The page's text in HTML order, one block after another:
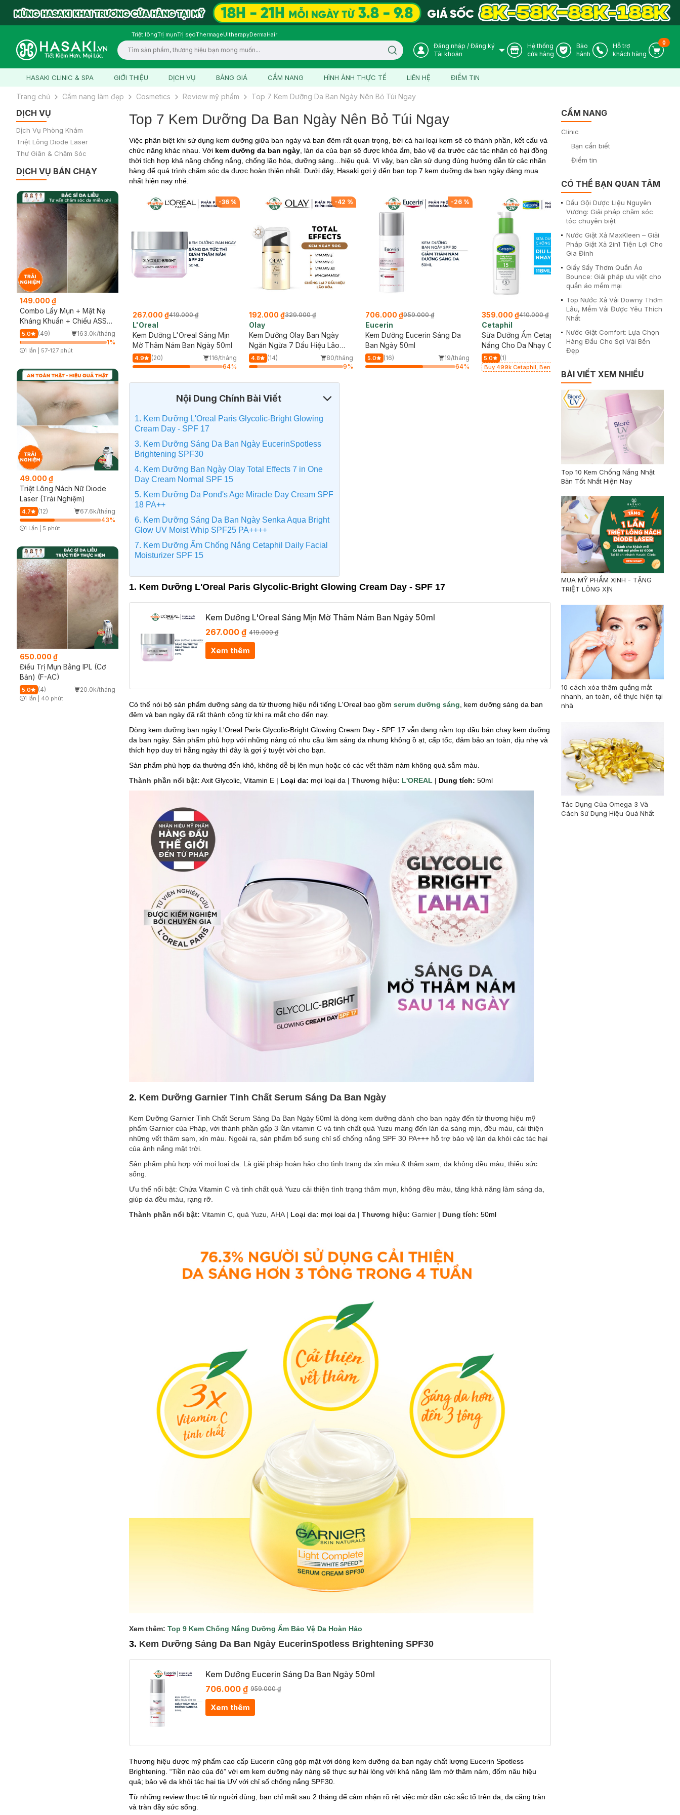
Triệt lôngTrị mụnTrị sẹoThermageUltherapyDermaHair
Logo
Search icon User Icon
Đăng nhập / Đăng ký
Tài khoản
Store Icon
Hệ thống
cửa hàng
Warranty Icon
Bảo
hành
Phone Icon
Hỗ trợ
khách hàng
Cart
0
HASAKI CLINIC & SPA GIỚI THIỆU DỊCH VỤ BẢNG GIÁ CẨM NANG HÌNH ẢNH THỰC TẾ LIÊN HỆ ĐIỂM TIN
Trang chủ Cẩm nang làm đẹp Cosmetics Review mỹ phẩm Top 7 Kem Dưỡng Da Ban Ngày Nên Bỏ Túi Ngay
DỊCH VỤ
Dịch Vụ Phòng Khám
Triệt Lông Diode Laser
Thư Giãn & Chăm Sóc
DỊCH VỤ BÁN CHẠY
149.000 ₫
Combo Lấy Mụn + Mặt Nạ
Kháng Khuẩn + Chiếu ASSH
(Trải nghiệm)
5.0 (49)
163.0k/tháng
1%
1 lần 57-127 phút
49.000 ₫
Triệt Lông Nách Nữ Diode
Laser (Trải Nghiệm)
4.7 (12)
67.6k/tháng
43%
1 Lần 5 phút
650.000 ₫
Điều Trị Mụn Bằng IPL (Cơ
Bản) (F-AC)
5.0 (4) 20.0k/tháng
Timer Gray Icon
1 lần 40 phút
Top 7 Kem Dưỡng Da Ban Ngày Nên Bỏ Túi Ngay
Việc phân biệt khi sử dụng kem dưỡng giữa ban ngày và ban đêm rất quan trọng, bởi cả hai loại kem sẽ có thành phần, kết cấu và
chức năng khác nhau. Với kem dưỡng da ban ngày , làn da của bạn sẽ được khóa ẩm, bảo vệ da trước các tác nhân có hại đồng
thời tích hợp khả năng chống nắng, chống lão hóa, dưỡng sáng…hiệu quả. Vì vậy, bạn cần sử dụng đúng hướng dẫn từ các nhãn
hàng để quá trình chăm sóc da được hoàn thiện nhất. Dưới đây, Hasaki gợi ý đến bạn top 7 kem dưỡng da ban ngày đáng mua
nhất hiện nay nhé.
-36 %
267.000 ₫419.000 ₫
L'Oreal
Kem Dưỡng L'Oreal Sáng Mịn
Mờ Thâm Nám Ban Ngày 50ml
4.9 (20)
116/tháng
64%
-42 %
192.000 ₫329.000 ₫
Olay
Kem Dưỡng Olay Ban Ngày
Ngăn Ngừa 7 Dấu Hiệu Lão
Hóa 50g
4.8 (14)
80/tháng
9%
-26 %
706.000 ₫959.000 ₫
Eucerin
Kem Dưỡng Eucerin Sáng Da
Ban Ngày 50ml
5.0 (16)
19/tháng
64%
-12 %
359.000 ₫410.000 ₫
Cetaphil
Sữa Dưỡng Ẩm Cetaphil Chống
Nắng Cho Da Nhạy Cảm 118ml
5.0 (1)
Buy 499k Cetaphil, Benzac tặng
Combo 2 Sữa Rửa Mặt 59ml(SL có
Nội Dung Chính Bài Viết
1. Kem Dưỡng L'Oreal Paris Glycolic-Bright Glowing
Cream Day - SPF 17
3. Kem Dưỡng Sáng Da Ban Ngày EucerinSpotless
Brightening SPF30
4. Kem Dưỡng Ban Ngày Olay Total Effects 7 in One
Day Cream Normal SPF 15
5. Kem Dưỡng Da Pond's Age Miracle Day Cream SPF
18 PA++
6. Kem Dưỡng Sáng Da Ban Ngày Senka Aqua Bright
Glow UV Moist Whip SPF25 PA++++
7. Kem Dưỡng Ẩm Chống Nắng Cetaphil Daily Facial
Moisturizer SPF 15
1. Kem Dưỡng L'Oreal Paris Glycolic-Bright Glowing Cream Day - SPF 17
Kem Dưỡng L'Oreal Sáng Mịn Mờ Thâm Nám Ban Ngày 50ml
267.000 ₫ 419.000 ₫
Xem thêm
Có thể nói bộ sản phẩm dưỡng sáng da từ thương hiệu nổi tiếng L'Oreal bao gồmserum dưỡng sáng , kem dưỡng sáng da ban
đêm và ban ngày đã rất thành công từ khi ra mắt cho đến nay.
Dòng kem dưỡng ban ngày L'Oreal Paris Glycolic-Bright Glowing Cream Day - SPF 17 vẫn đang nằm top đầu bán chạy kem dưỡng
da ban ngày. Sản phẩm phù hợp với những nàng có nhu cầu làm sáng da nhưng không ồ ạt, cấp tốc, đảm bảo an toàn, dịu nhẹ và
thích hợp duy trì hằng ngày thì đây là gợi ý tuyệt vời cho bạn.
Sản phẩm phù hợp da thường đến khô, không dễ bị lên mụn hoặc có các vết thâm nám không quá sẫm màu.
Thành phần nổi bật: Axit Glycolic, Vitamin E | Loại da: mọi loại da |Thương hiệu: L'OREAL | Dung tích: 50ml
2. Kem Dưỡng Garnier Tinh Chất Serum Sáng Da Ban Ngày
Kem Dưỡng Garnier Tinh Chất Serum Sáng Da Ban Ngày 50ml là dòng kem dưỡng dành cho ban ngày đến từ thương hiệu mỹ
phẩm Garnier của Pháp, với thành phần gấp 3 lần vitamin C và tinh chất quả Yuzu mang đến làn da sáng mịn, đều màu, cải thiện
những vết thâm sạm, xỉn màu. Ngoài ra, sản phẩm bổ sung chỉ số chống nắng SPF 30 PA+++ hỗ trợ bảo vệ làn da khỏi các tác hại
của ánh nắng mặt trời.
Sản phẩm phù hợp với mọi loại da. Là giải pháp hoàn hảo cho tình trạng da xỉn màu & thâm sạm, da không đều màu, thiếu sức
sống.
Ưu thế nổi bật: Chứa Vitamin C và tinh chất quả Yuzu cải thiện tình trạng thâm mụn, không đều màu, tăng khả năng làm sáng da,
giúp da đều màu, rạng rỡ.
Thành phần nổi bật: Vitamin C, quả Yuzu, AHA| Loại da: mọi loại da |Thương hiệu: Garnier | Dung tích: 50ml
Xem thêm: Top 9 Kem Chống Nắng Dưỡng Ẩm Bảo Vệ Da Hoàn Hảo
3. Kem Dưỡng Sáng Da Ban Ngày EucerinSpotless Brightening SPF30
Kem Dưỡng Eucerin Sáng Da Ban Ngày 50ml
706.000 ₫ 959.000 ₫
Xem thêm
Thương hiệu dược mỹ phẩm cao cấp Eucerin cũng góp mặt với dòng kem dưỡng da ban ngày chất lượng Eucerin Spotless
Brightening. “Tiền nào của đó” với em kem dưỡng này nàng sẽ thực sự hài lòng với khả năng làm mờ thâm nám, đốm nâu hiệu
quả; bảo vệ da khỏi tác hại tia UV với chỉ số chống nắng SPF30.
Từ những review thực tế từ người dùng, bạn chỉ mất sau 2 tháng để cảm nhận rõ rệt việc mờ dần các sắc tố trên da, da căng tràn
và tràn đầy sức sống.
CẨM NANG
Clinic
Bạn cần biết
Điểm tin
CÓ THỂ BẠN QUAN TÂM
Dầu Gội Dược Liệu Nguyên
Vương: Giải pháp chăm sóc
tóc chuyên biệt
Nước Giặt Xả MaxKleen – Giải
Pháp Giặt Xả 2in1 Tiện Lợi Cho
Gia Đình
Giấy Sấy Thơm Quần Áo
Bounce: Giải pháp ưu việt cho
quần áo mềm mại
Top Nước Xả Vải Downy Thơm
Lâu, Mềm Vải Được Yêu Thích
Nhất
Nước Giặt Comfort: Lựa Chọn
Hàng Đầu Cho Sợi Vải Bền
Đẹp
BÀI VIẾT XEM NHIỀU
Top 10 Kem Chống Nắng Nhật
Bản Tốt Nhất Hiện Nay
MUA MỸ PHẨM XINH - TẶNG
TRIỆT LÔNG XỊN
10 cách xóa thâm quầng mắt
nhanh, an toàn, dễ thực hiện tại
nhà
Tác Dụng Của Omega 3 Và
Cách Sử Dụng Hiệu Quả Nhất